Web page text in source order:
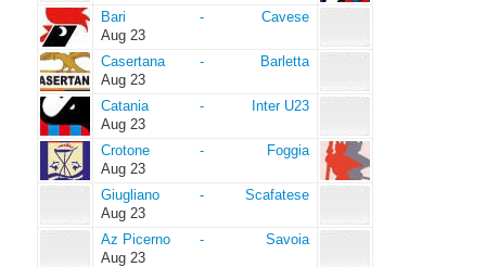
Bari
Bari -
Cavese
Aug 23
Casertana
Casertana -
Barletta
Aug 23
Catania
Catania -
Inter U23
Aug 23
Crotone
Crotone -
Foggia
Aug 23
Giugliano
Giugliano -
Scafatese
Aug 23
Az
Picerno
Az Picerno -
Savoia
Aug 23